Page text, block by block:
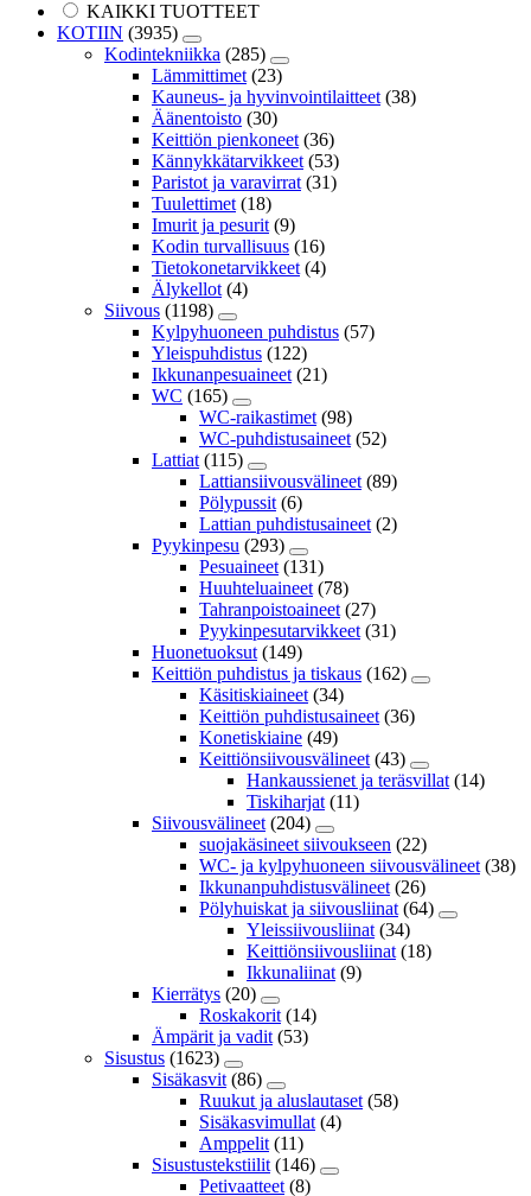
KAIKKI TUOTTEET
KOTIIN (3935)
Kodintekniikka (285)
Lämmittimet (23)
Kauneus- ja hyvinvointilaitteet (38)
Äänentoisto (30)
Keittiön pienkoneet (36)
Kännykkätarvikkeet (53)
Paristot ja varavirrat (31)
Tuulettimet (18)
Imurit ja pesurit (9)
Kodin turvallisuus (16)
Tietokonetarvikkeet (4)
Älykellot (4)
Siivous (1198)
Kylpyhuoneen puhdistus (57)
Yleispuhdistus (122)
Ikkunanpesuaineet (21)
WC (165)
WC-raikastimet (98)
WC-puhdistusaineet (52)
Lattiat (115)
Lattiansiivousvälineet (89)
Pölypussit (6)
Lattian puhdistusaineet (2)
Pyykinpesu (293)
Pesuaineet (131)
Huuhteluaineet (78)
Tahranpoistoaineet (27)
Pyykinpesutarvikkeet (31)
Huonetuoksut (149)
Keittiön puhdistus ja tiskaus (162)
Käsitiskiaineet (34)
Keittiön puhdistusaineet (36)
Konetiskiaine (49)
Keittiönsiivousvälineet (43)
Hankaussienet ja teräsvillat (14)
Tiskiharjat (11)
Siivousvälineet (204)
suojakäsineet siivoukseen (22)
WC- ja kylpyhuoneen siivousvälineet (38)
Ikkunanpuhdistusvälineet (26)
Pölyhuiskat ja siivousliinat (64)
Yleissiivousliinat (34)
Keittiönsiivousliinat (18)
Ikkunaliinat (9)
Kierrätys (20)
Roskakorit (14)
Ämpärit ja vadit (53)
Sisustus (1623)
Sisäkasvit (86)
Ruukut ja aluslautaset (58)
Sisäkasvimullat (4)
Amppelit (11)
Sisustustekstiilit (146)
Petivaatteet (8)